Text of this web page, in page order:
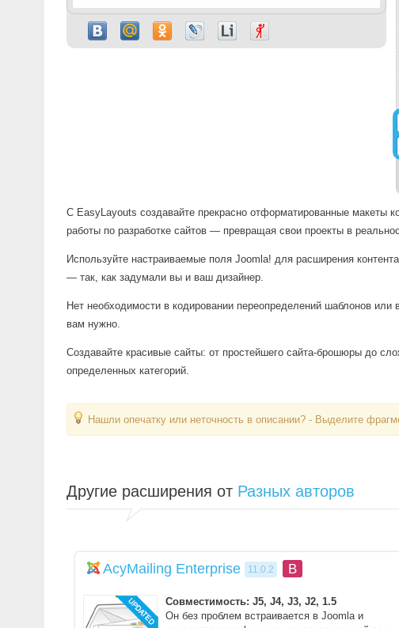
С EasyLayouts создавайте прекрасно отформатированные макеты
работы по разработке сайтов — превращая свои проекты в
Используйте настраиваемые поля Joomla! для расширения
— так, как задумали вы и ваш дизайнер.
Нет необходимости в кодировании переопределений шаблонов
вам нужно.
Создавайте красивые сайты: от простейшего сайта-брошюры до
определенных категорий.
Нашли опечатку или неточность в описании? - Выделите
Другие расширения от Разных авторов
AcyMailing Enterprise 11.0.2 B
Совместимость: J5, J4, J3, J2, 1.5
Он без проблем встраивается в Joomla и